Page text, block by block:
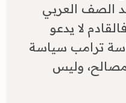
الصف العربي
لا يدعو
ترامب سياسة
وليس